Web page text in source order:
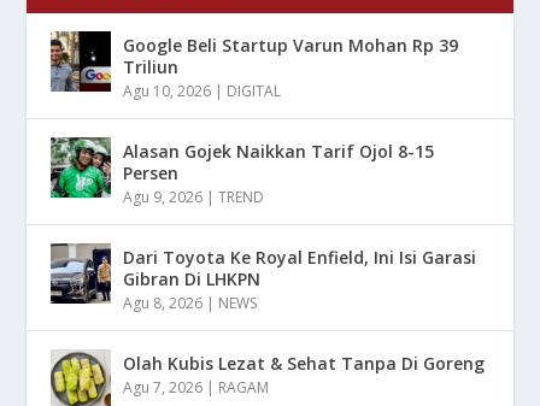
Google Beli Startup Varun Mohan Rp 39
Triliun
Agu 10, 2026 | DIGITAL
Alasan Gojek Naikkan Tarif Ojol 8-15
Persen
Agu 9, 2026 |TREND
Dari Toyota Ke Royal Enfield, Ini Isi Garasi
Gibran Di LHKPN
Agu 8, 2026 | NEWS
Olah Kubis Lezat & Sehat Tanpa Di Goreng
Agu 7, 2026 | RAGAM